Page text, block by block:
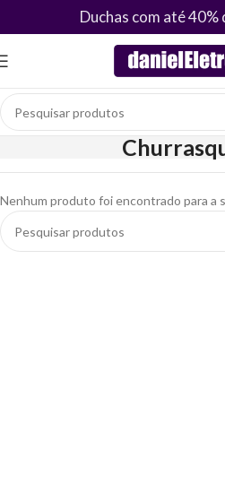
Duchas com até 40%
Nenhum produto foi encontrado para a